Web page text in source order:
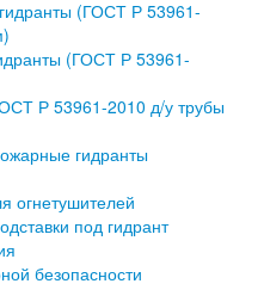
(ГОСТ Р 53961-
(ГОСТ Р 53961-
Р 53961-2010 д/у трубы
гидранты
огнетушителей
под гидрант
безопасности